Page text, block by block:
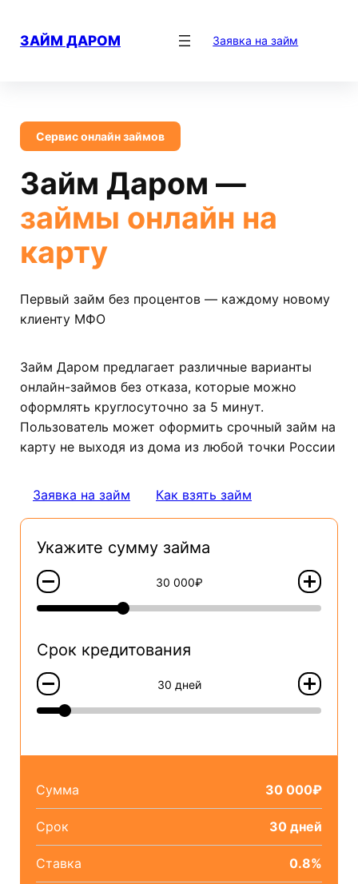
содержимому
ЗАЙМ ДАРОМ Заявка на займ
Сервис онлайн займов
Займ Даром —
займы онлайн на
карту
Первый займ без процентов — каждому новому
клиенту МФО
Займ Даром предлагает различные варианты
онлайн-займов без отказа, которые можно
оформлять круглосуточно за 5 минут.
Пользователь может оформить срочный займ на
карту не выходя из дома из любой точки России
Заявка на займ Как взять займ
Укажите сумму займа
30 000₽
Срок кредитования
30 дней
Сумма 30 000₽
Срок 30 дней
Ставка 0.8%